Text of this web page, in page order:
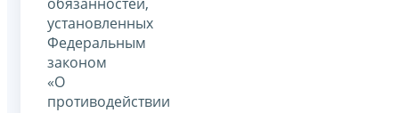
установленных
Федеральным
законом
«О
противодействии